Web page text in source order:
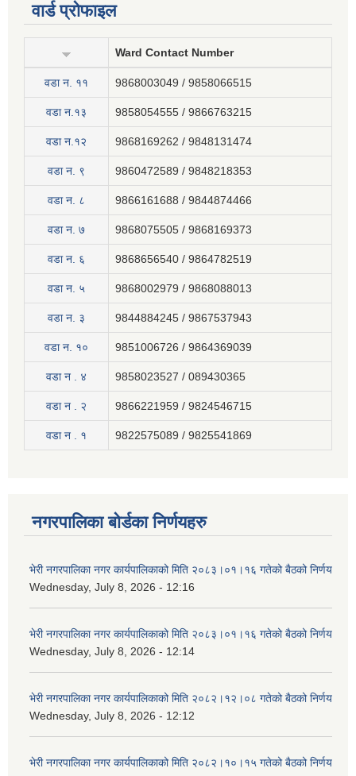
वार्ड प्रोफाइल
Ward Contact Number
वडा न‍. ११ 9868003049 / 9858066515
वडा न.१३ 9858054555 / 9866763215
वडा न.१२ 9868169262 / 9848131474
वडा न. ९ 9860472589 / 9848218353
वडा न. ८ 9866161688 / 9844874466
वडा न. ७ 9868075505 / 9868169373
वडा न. ६ 9868656540 / 9864782519
वडा न. ५ 9868002979 / 9868088013
वडा न. ३ 9844884245 / 9867537943
वडा न. १० 9851006726 / 9864369039
वडा न . ४ 9858023527 / 089430365
वडा न . २ 9866221959 / 9824546715
वडा न . १ 9822575089 / 9825541869
नगरपालिका बोर्डका निर्णयहरु
भेरी नगरपालिका नगर कार्यपालिकाको मिति २०८३।०१।१६ गतेको बैठको निर्णय
Wednesday, July 8, 2026 - 12:16
भेरी नगरपालिका नगर कार्यपालिकाको मिति २०८३।०१।१६ गतेको बैठको निर्णय
Wednesday, July 8, 2026 - 12:14
भेरी नगरपालिका नगर कार्यपालिकाको मिति २०८२।१२।०८ गतेको बैठको निर्णय
Wednesday, July 8, 2026 - 12:12
भेरी नगरपालिका नगर कार्यपालिकाको मिति २०८२।१०।१५ गतेको बैठको निर्णय